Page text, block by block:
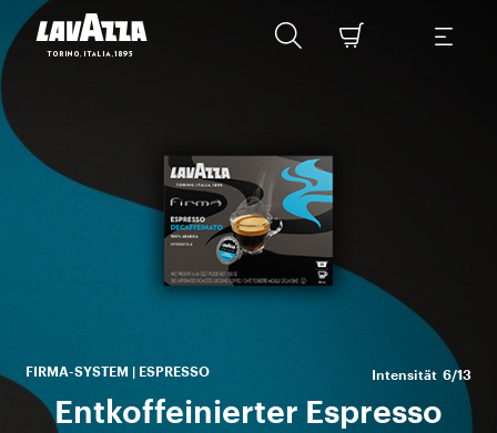
FIRMA-SYSTEM | ESPRESSO Intensität 6/13
Entkoffeinierter Espresso